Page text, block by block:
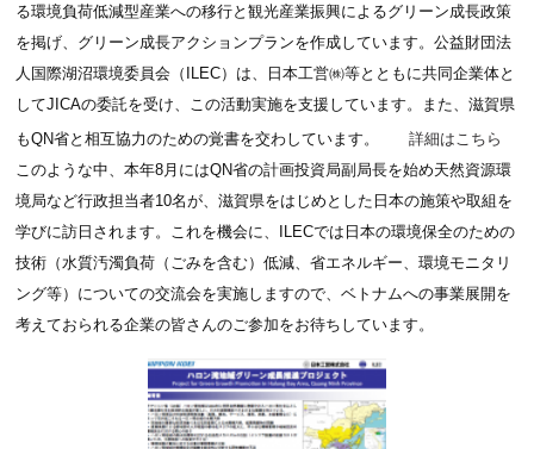
る環境負荷低減型産業への移行と観光産業振興によるグリーン成長政策
を掲げ、グリーン成長アクションプランを作成しています。公益財団法
人国際湖沼環境委員会（ILEC）は、日本工営㈱等とともに共同企業体と
してJICAの委託を受け、この活動実施を支援しています。また、滋賀県
もQN省と相互協力のための覚書を交わしています。
詳細はこちら
このような中、本年8月にはQN省の計画投資局副局長を始め天然資源環
境局など行政担当者10名が、滋賀県をはじめとした日本の施策や取組を
学びに訪日されます。これを機会に、ILECでは日本の環境保全のための
技術（水質汚濁負荷（ごみを含む）低減、省エネルギー、環境モニタリ
ング等）についての交流会を実施しますので、ベトナムへの事業展開を
考えておられる企業の皆さんのご参加をお待ちしています。